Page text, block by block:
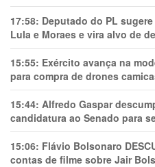
17:58: Deputado do PL
Lula e Moraes e vira alvo de
15:55: Exército avança na
para compra de drones
15:44: Alfredo Gaspar
candidatura ao Senado para
15:06: Flávio Bolsonaro
contas de filme sobre Jair